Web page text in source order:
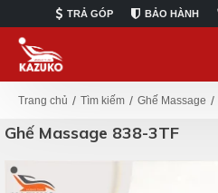
TRẢ GÓP BẢO HÀNH
Trang chủ Tìm kiếm Ghế Massage
Ghế Massage 838-3TF